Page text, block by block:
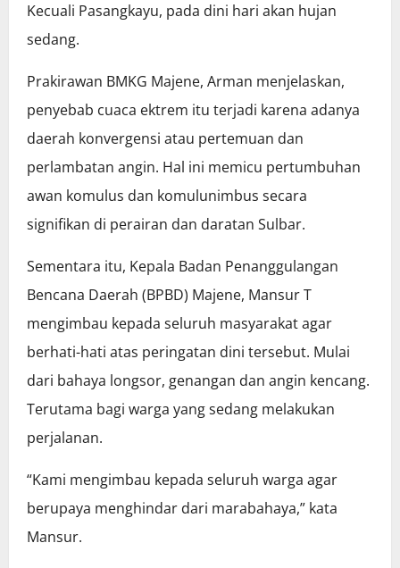
Kecuali Pasangkayu, pada dini hari akan hujan
sedang.
Prakirawan BMKG Majene, Arman menjelaskan,
penyebab cuaca ektrem itu terjadi karena adanya
daerah konvergensi atau pertemuan dan
perlambatan angin. Hal ini memicu pertumbuhan
awan komulus dan komulunimbus secara
signifikan di perairan dan daratan Sulbar.
Sementara itu, Kepala Badan Penanggulangan
Bencana Daerah (BPBD) Majene, Mansur T
mengimbau kepada seluruh masyarakat agar
berhati-hati atas peringatan dini tersebut. Mulai
dari bahaya longsor, genangan dan angin kencang.
Terutama bagi warga yang sedang melakukan
perjalanan.
“Kami mengimbau kepada seluruh warga agar
berupaya menghindar dari marabahaya,” kata
Mansur.